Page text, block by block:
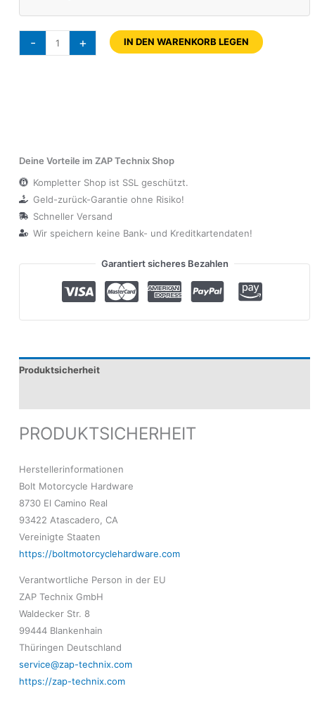
- + IN DEN WARENKORB LEGEN
Deine Vorteile im ZAP Technix Shop
Kompletter Shop ist SSL geschützt.
Geld-zurück-Garantie ohne Risiko!
Schneller Versand
Wir speichern keine Bank- und Kreditkartendaten!
Garantiert sicheres Bezahlen
Produktsicherheit
PRODUKTSICHERHEIT
Herstellerinformationen
Bolt Motorcycle Hardware
8730 El Camino Real
93422 Atascadero, CA
Vereinigte Staaten
https://boltmotorcyclehardware.com
Verantwortliche Person in der EU
ZAP Technix GmbH
Waldecker Str. 8
99444 Blankenhain
Thüringen Deutschland
service@zap-technix.com
https://zap-technix.com